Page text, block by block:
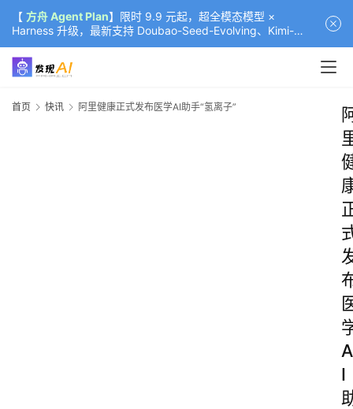
【 方舟 Agent Plan】限时 9.9 元起，超全模态模型 ×
Harness 升级，最新支持 Doubao-Seed-Evolving、Kimi-
K3（部分）、GLM-5.2
首页 快讯 阿里健康正式发布医学AI助手“氢离子”
A
I